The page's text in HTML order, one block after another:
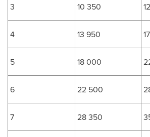
3 10 350
4 13 950
5 18 000
6 22 500
7 28 350